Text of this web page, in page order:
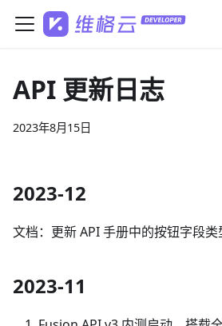
API 更新日志
2023年8月15日
2023-12
文档：更新 API 手册中的按钮字段类
2023-11